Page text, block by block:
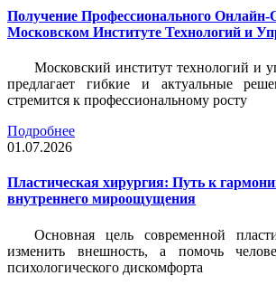
Получение Профессионального Онлайн-
Московском Институте Технологий и
Московский институт технологий
предлагает гибкие и актуальные
стремится к профессиональному росту
Подробнее
01.07.2026
Пластическая хирургия: Путь к
внутреннего мироощущения
Основная цель современной
изменить внешность, а помочь
психологического дискомфорта